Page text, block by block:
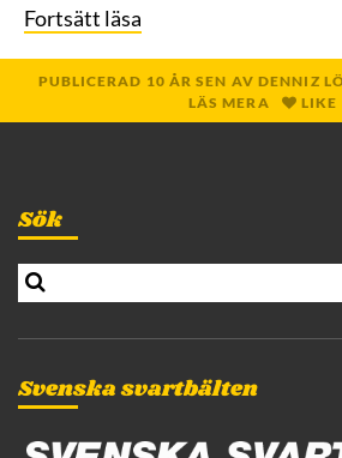
Fortsätt läsa
PUBLICERAD 10 ÅR SEN AV DENNIZ
LÄS MERA
LIKE
Sök
e
r
h
Svenska svartbälten